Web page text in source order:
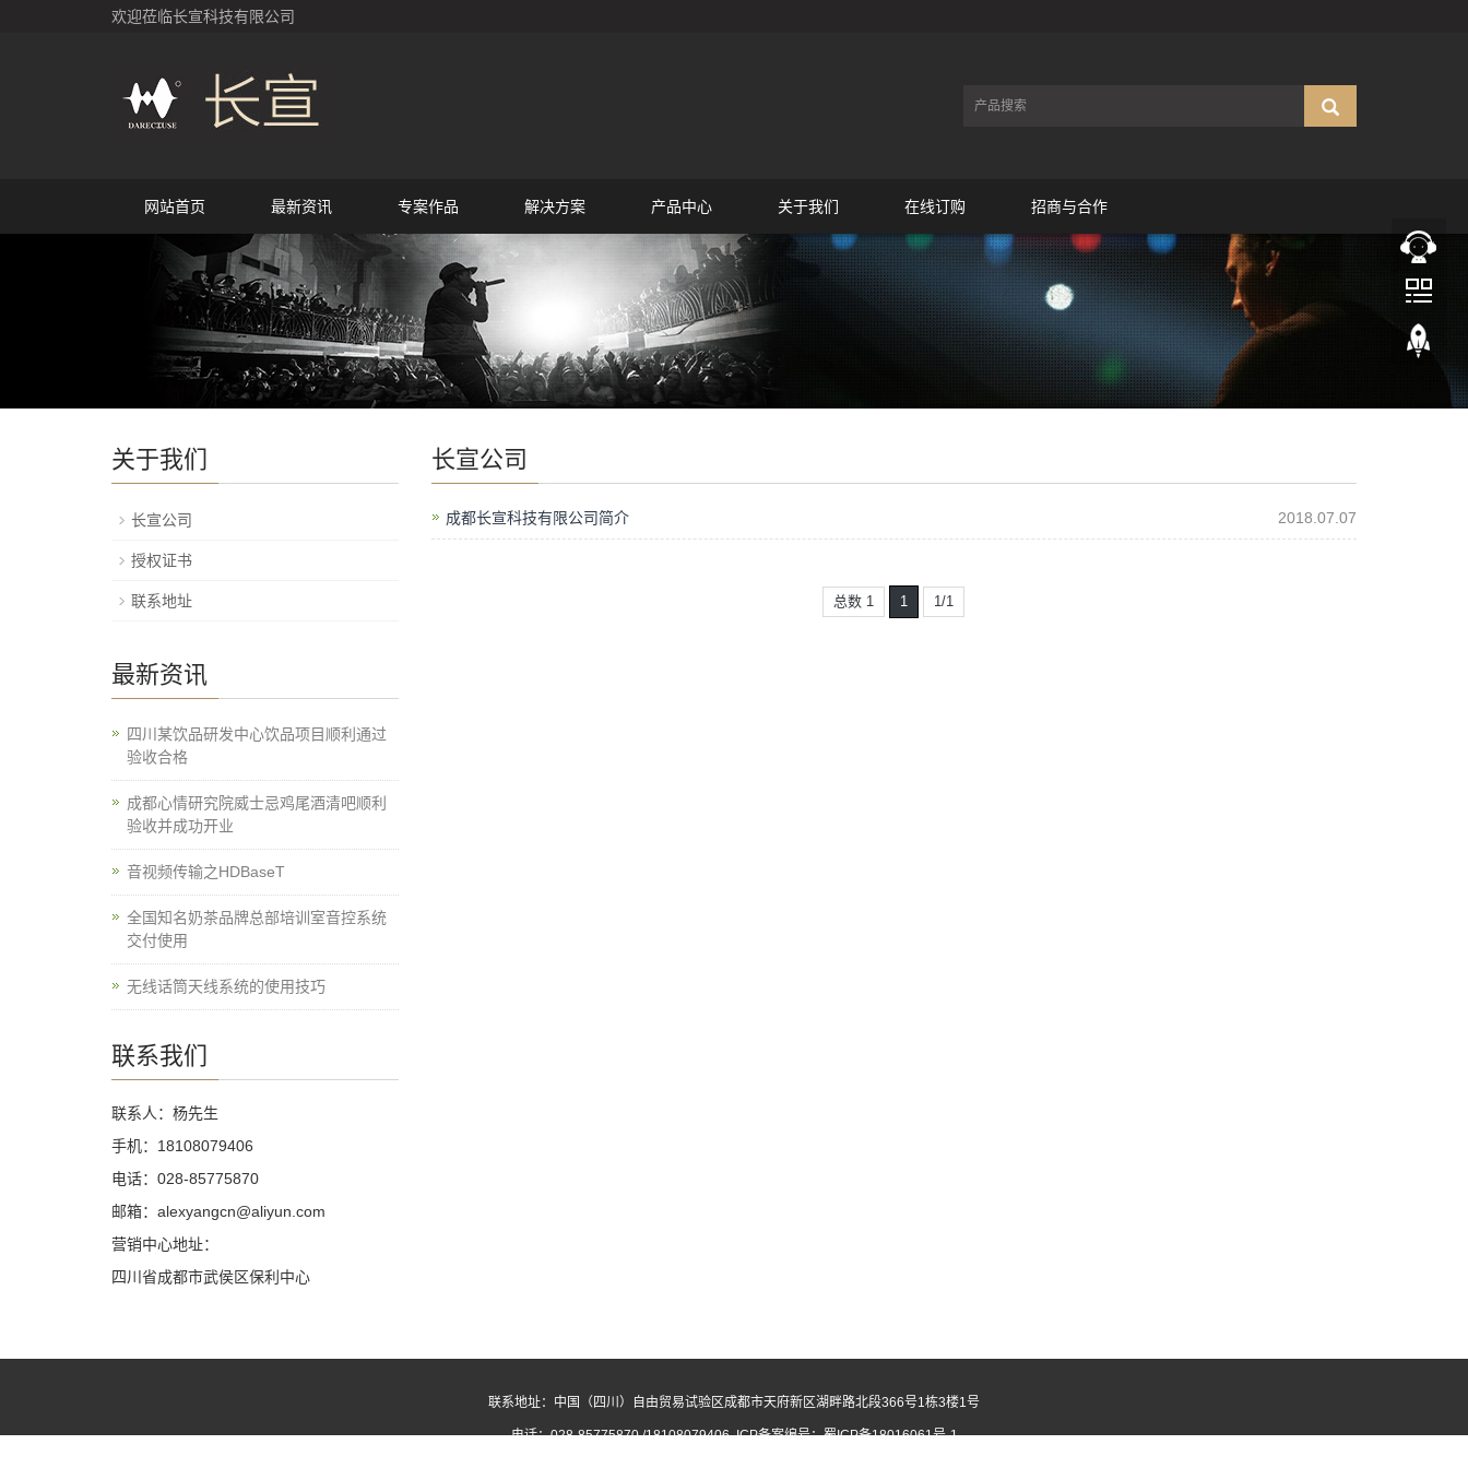
欢迎莅临长宣科技有限公司
网站首页 最新资讯 专案作品 解决方案 产品中心 关于我们 在线订购 招商与合作
长宣公司
成都长宣科技有限公司简介 2018.07.07
总数 1 1 1/1
关于我们
长宣公司
授权证书
联系地址
最新资讯
四川某饮品研发中心饮品项目顺利通过
验收合格
成都心情研究院威士忌鸡尾酒清吧顺利
验收并成功开业
音视频传输之HDBaseT
全国知名奶茶品牌总部培训室音控系统
交付使用
无线话筒天线系统的使用技巧
联系我们
联系人：杨先生
手机：18108079406
电话：028-85775870
邮箱：alexyangcn@aliyun.com
营销中心地址：
四川省成都市武侯区保利中心
联系地址：中国（四川）自由贸易试验区成都市天府新区湖畔路北段366号1栋3楼1号
电话：028-85775870 /18108079406 ICP备案编号：蜀ICP备18016061号-1